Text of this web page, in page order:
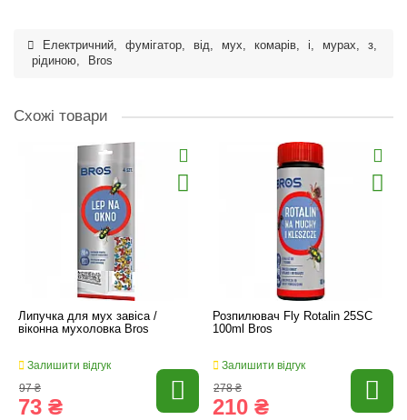
Електричний, фумігатор, від, мух, комарів, і, мурах, з,
рідиною, Bros
Схожі товари
Липучка для мух завіса /
віконна мухоловка Bros
Залишити відгук
97 ₴
73 ₴
Розпилювач Fly Rotalin 25SC
100ml Bros
Залишити відгук
278 ₴
210 ₴